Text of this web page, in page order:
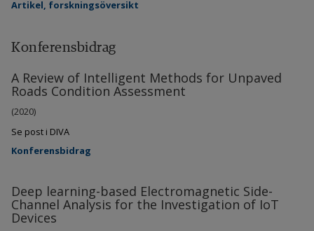
Artikel, forskningsöversikt
Konferensbidrag
A Review of Intelligent Methods for Unpaved
Roads Condition Assessment
(2020)
Se post i DIVA
Konferensbidrag
Deep learning-based Electromagnetic Side-
Channel Analysis for the Investigation of IoT
Devices